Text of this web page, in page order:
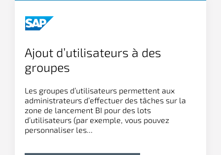
Ajout d’utilisateurs à des
groupes
Les groupes d’utilisateurs permettent aux
administrateurs d’effectuer des tâches sur la
zone de lancement BI pour des lots
d’utilisateurs (par exemple, vous pouvez
personnaliser les...